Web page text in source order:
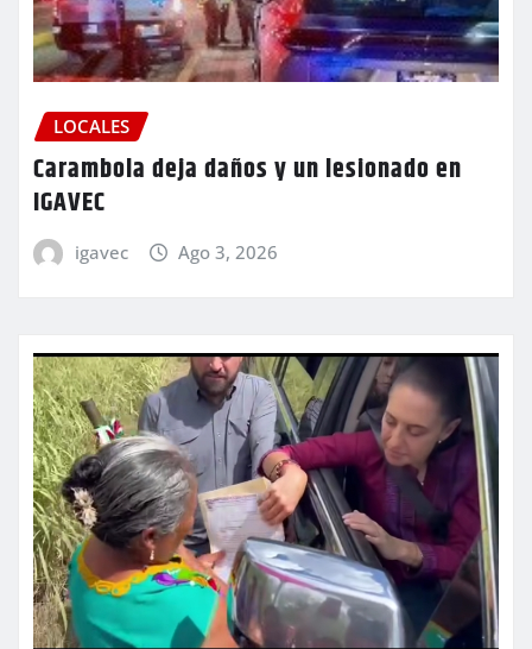
LOCALES
Carambola deja daños y un lesionado en
IGAVEC
igavec Ago 3, 2026